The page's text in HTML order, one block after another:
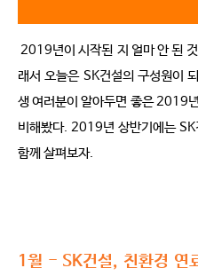
2019년이 시작된 지 얼마 안 된
래서 오늘은 SK건설의 구성원이
생 여러분이 알아두면 좋은 2019
비해봤다. 2019년 상반기에는
함께 살펴보자.
1월 - SK건설, 친환경 연